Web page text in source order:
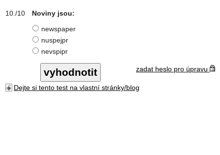
Noviny jsou:
newspaper
nuspejpr
nevspipr
zadat heslo pro úpravu
Dejte si tento test na vlastní stránky/blog